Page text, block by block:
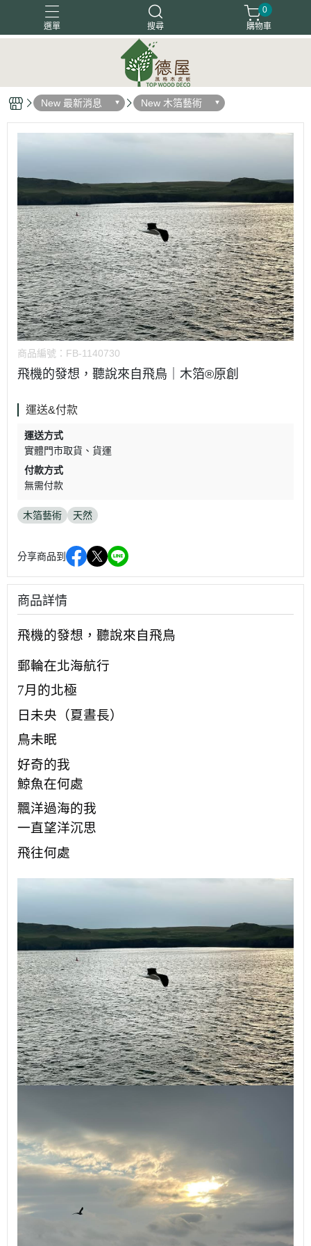
選單 搜尋
木箔藝術
0
購物車
New 最新消息 New 木箔藝術
商品編號： FB-1140730
飛機的發想，聽說來自飛鳥｜木箔®原創
運送&付款
運送方式
實體門市取貨
貨運
付款方式
無需付款
木箔藝術 天然
分享商品到
商品詳情
飛機的發想， 聽說來自飛鳥
郵輪在北海航行
7月的北極
日未央（夏晝長）
鳥未眠
好奇的我
鯨魚在何處
飄洋過海的我
一直望洋沉思
飛往何處